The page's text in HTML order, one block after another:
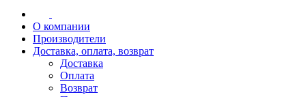
О компании
Производители
Доставка, оплата, возврат
Доставка
Оплата
Возврат